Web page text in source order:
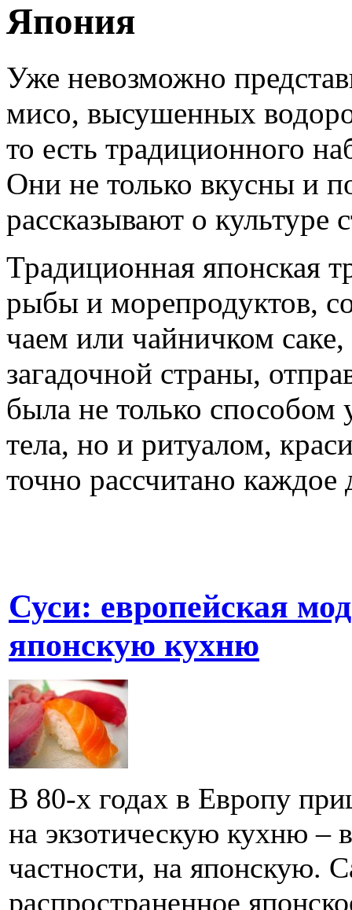
Япония
Уже невозможно
мисо, высушенных
то есть традиционного
Они не только вкусны и
рассказывают о
Традиционная японская
рыбы и морепродуктов,
чаем или чайничком саке,
загадочной страны,
была не только способом
тела, но и ритуалом,
точно рассчитано
Суси: европейская
японскую кухню
В 80-х годах в Европу
на экзотическую кухню – в
частности, на японскую.
распространенное